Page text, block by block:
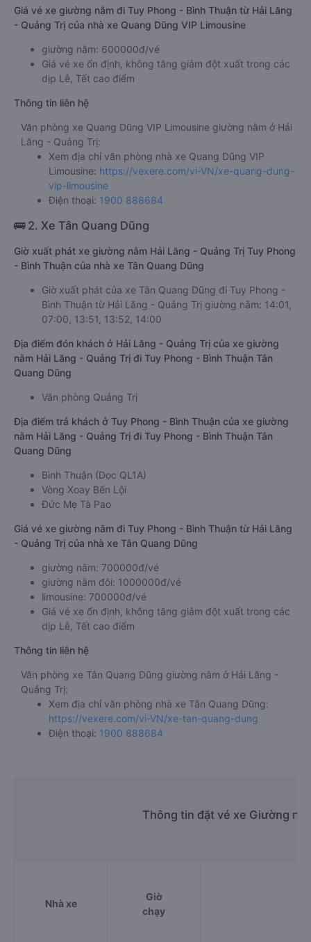
Giá vé xe giường nằm đi Tuy Phong - Bình Thuận từ Hải Lăng
- Quảng Trị của nhà xe Quang Dũng VIP Limousine
giường nằm: 600000đ/vé
Giá vé xe ổn định, không tăng giảm đột xuất trong các
dịp Lễ, Tết cao điểm
Thông tin liên hệ
Văn phòng xe Quang Dũng VIP Limousine giường nằm ở Hải
Lăng - Quảng Trị:
Xem địa chỉ văn phòng nhà xe Quang Dũng VIP
Limousine: https://vexere.com/vi-VN/xe-quang-dung-
vip-limousine
Điện thoại: 1900 888684
🚌 2. Xe Tân Quang Dũng
Giờ xuất phát xe giường nằm Hải Lăng - Quảng Trị Tuy Phong
- Bình Thuận của nhà xe Tân Quang Dũng
Giờ xuất phát của xe Tân Quang Dũng đi Tuy Phong -
Bình Thuận từ Hải Lăng - Quảng Trị giường nằm: 14:01,
07:00, 13:51, 13:52, 14:00
Địa điểm đón khách ở Hải Lăng - Quảng Trị của xe giường
nằm Hải Lăng - Quảng Trị đi Tuy Phong - Bình Thuận Tân
Quang Dũng
Văn phòng Quảng Trị
Địa điểm trả khách ở Tuy Phong - Bình Thuận của xe giường
nằm Hải Lăng - Quảng Trị đi Tuy Phong - Bình Thuận Tân
Quang Dũng
Bình Thuận (Dọc QL1A)
Vòng Xoay Bến Lội
Đức Mẹ Tà Pao
Giá vé xe giường nằm đi Tuy Phong - Bình Thuận từ Hải Lăng
- Quảng Trị của nhà xe Tân Quang Dũng
giường nằm: 700000đ/vé
giường nằm đôi: 1000000đ/vé
limousine: 700000đ/vé
Giá vé xe ổn định, không tăng giảm đột xuất trong các
dịp Lễ, Tết cao điểm
Thông tin liên hệ
Văn phòng xe Tân Quang Dũng giường nằm ở Hải Lăng -
Quảng Trị:
Xem địa chỉ văn phòng nhà xe Tân Quang Dũng:
https://vexere.com/vi-VN/xe-tan-quang-dung
Điện thoại: 1900 888684
Thông tin đặt vé xe Giường
Nhà xe
Giờ
chạy